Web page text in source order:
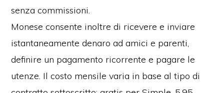
senza commissioni.
Monese consente inoltre di ricevere e inviare
istantaneamente denaro ad amici e parenti,
definire un pagamento ricorrente e pagare le
utenze. Il costo mensile varia in base al tipo di